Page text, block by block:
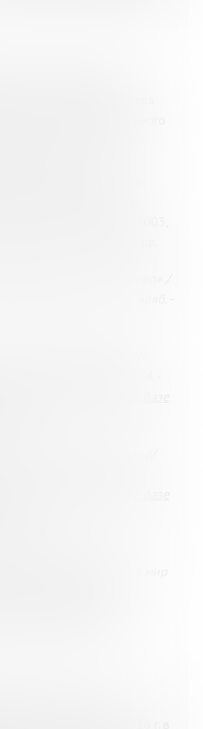
Елисеевны
искусства, общественного
по сбору саамского
и участник
саамских приемов
сукном. Соавтор
рукоделие» (2003,
узоры» (2011, 2015) и др.
добром замолвите слово» /
правда. - 2000. - 4 нояб. -
: [некролог] //
- 13 марта (№ 10). - С. 4. -
в полнотекстовой базе
бисером / Л. Авдеева //
- 2 окт. (№ 40). - С. 6. -
в полнотекстовой базе
Анастасия
// Краеведческий мир
справочник / В.
редакцией А. В.
- С. 35-36 : фот.
(21 сентября) 1916 г. в